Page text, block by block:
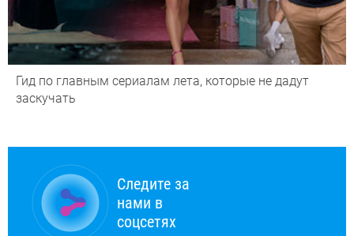
Гид по главным сериалам лета, которые не дадут
заскучать
Следите за
нами в
соцсетях